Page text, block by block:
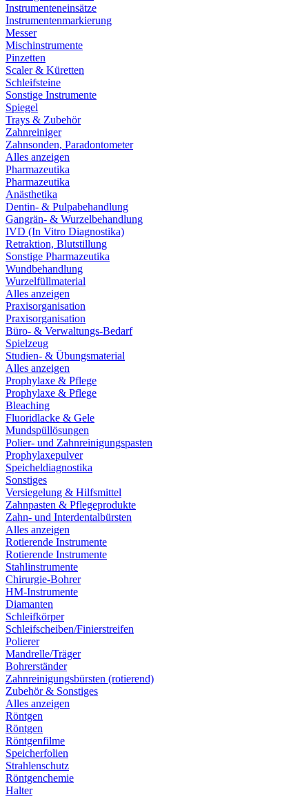
Instrumenteneinsätze
Instrumentenmarkierung
Messer
Mischinstrumente
Pinzetten
Scaler & Küretten
Schleifsteine
Sonstige Instrumente
Spiegel
Trays & Zubehör
Zahnreiniger
Zahnsonden, Paradontometer
Alles anzeigen
Pharmazeutika
Pharmazeutika
Anästhetika
Dentin- & Pulpabehandlung
Gangrän- & Wurzelbehandlung
IVD (In Vitro Diagnostika)
Retraktion, Blutstillung
Sonstige Pharmazeutika
Wundbehandlung
Wurzelfüllmaterial
Alles anzeigen
Praxisorganisation
Praxisorganisation
Büro- & Verwaltungs-Bedarf
Spielzeug
Studien- & Übungsmaterial
Alles anzeigen
Prophylaxe & Pflege
Prophylaxe & Pflege
Bleaching
Fluoridlacke & Gele
Mundspüllösungen
Polier- und Zahnreinigungspasten
Prophylaxepulver
Speicheldiagnostika
Sonstiges
Versiegelung & Hilfsmittel
Zahnpasten & Pflegeprodukte
Zahn- und Interdentalbürsten
Alles anzeigen
Rotierende Instrumente
Rotierende Instrumente
Stahlinstrumente
Chirurgie-Bohrer
HM-Instrumente
Diamanten
Schleifkörper
Schleifscheiben/Finierstreifen
Polierer
Mandrelle/Träger
Bohrerständer
Zahnreinigungsbürsten (rotierend)
Zubehör & Sonstiges
Alles anzeigen
Röntgen
Röntgen
Röntgenfilme
Speicherfolien
Strahlenschutz
Röntgenchemie
Halter